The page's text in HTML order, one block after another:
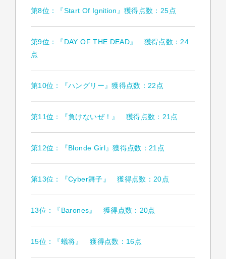
第8位：『Start Of Ignition』獲得点数：25点
第9位：『DAY OF THE DEAD』 獲得点数：24
点
第10位：『ハングリー』獲得点数：22点
第11位：『負けないぜ！』 獲得点数：21点
第12位：『Blonde Girl』獲得点数：21点
第13位：『Cyber舞子』 獲得点数：20点
13位：『Barones』 獲得点数：20点
15位：『蟻将』 獲得点数：16点